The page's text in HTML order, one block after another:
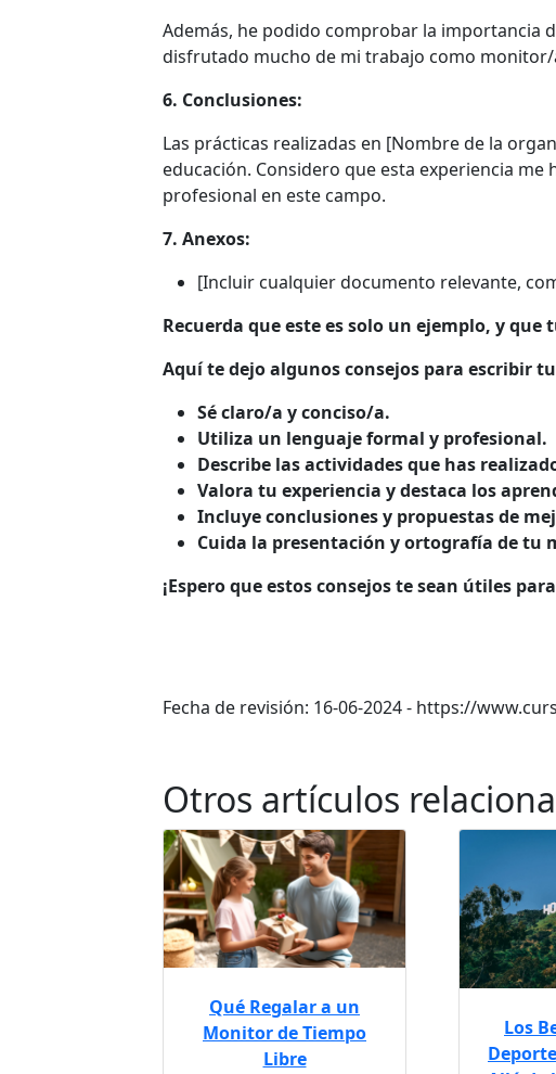
Además, he podido comprobar la importancia
disfrutado mucho de mi trabajo como
6. Conclusiones:
Las prácticas realizadas en [Nombre de la
educación. Considero que esta experiencia
profesional en este campo.
7. Anexos:
[Incluir cualquier documento relevante,
Recuerda que este es solo un ejemplo, y
Aquí te dejo algunos consejos para escribir
Sé claro/a y conciso/a.
Utiliza un lenguaje formal y profesional.
Describe las actividades que has
Valora tu experiencia y destaca los
Incluye conclusiones y propuestas de
Cuida la presentación y ortografía de tu
¡Espero que estos consejos te sean útiles
Fecha de revisión: 16-06-2024 - https://
Otros artículos
Qué Regalar a un
Monitor de Tiempo
Libre
Los